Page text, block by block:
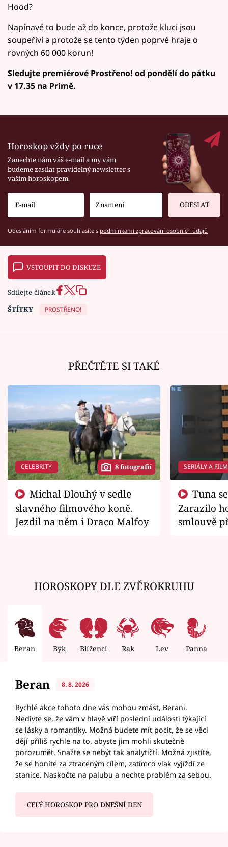
Hood?
Napínavé to bude až do konce, protože kluci jsou
soupeřiví a protože se tento týden poprvé hraje o
rovných 60 000 korun!
Sledujte premiérové Prostřeno! od pondělí do pátku
v 17.35 na Primě.
Horoskop vždy po ruce
Zanechte nám váš e-mail a my vám
budeme zasílat pravidelný newsletter s
vaším horoskopem.
ODESLAT
Odesláním formuláře souhlasíte s podmínkami zpracování osobních údajů
VSTOUPIT DO DISKUZE
Sdílejte článek
ŠTÍTKY
PROSTŘENO!
PŘEČTĚTE SI TAKÉ
CELEBRITY 8 fotografií
slavného filmového koně.
Jezdil na něm i Draco Malfoy
SERIÁLY A
Zarazilo
smlouvě
HOROSKOPY DLE ZVĚROKRUHU
Beran Býk Blíženci Rak Lev Panna
Beran 8. 8. 2026
Rychlé akce tohoto dne vás mohou zmást, Berani.
Nedivte se, že vám v hlavě víří poslední události týkající
se lásky a romantiky. Možná budete mít pocit, že se věci
dějí příliš rychle na to, abyste jim mohli skutečně
porozumět. Snažte se nebýt tak analytičtí. Možná zjistíte,
že se honíte za ztraceným cílem, zatímco vlak vyjíždí ze
stanice. Naskočte na palubu a nechte problém za sebou.
CELÝ HOROSKOP PRO DNEŠNÍ DEN